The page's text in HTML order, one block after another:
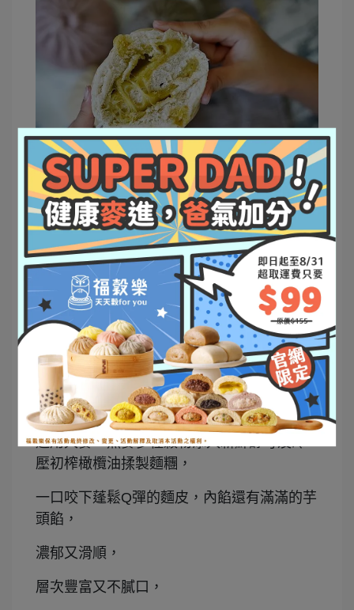
爆漿香芋包
選用大麥、燕麥多種穀物添入新鮮酵母及冷
壓初榨橄欖油揉製麵糰，
一口咬下蓬鬆Q彈的麵皮，內餡還有滿滿的芋
頭餡，
濃郁又滑順，
層次豐富又不膩口，